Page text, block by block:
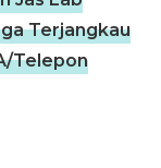
Terjangkau
Telepon